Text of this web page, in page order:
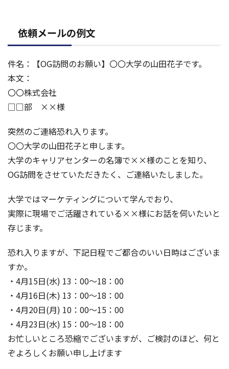
依頼メールの例文
件名：【OG訪問のお願い】〇〇大学の山田花子です。
本文：
〇〇株式会社
□□部 ××様
突然のご連絡恐れ入ります。
〇〇大学の山田花子と申します。
大学のキャリアセンターの名簿で××様のことを知り、
OG訪問をさせていただきたく、ご連絡いたしました。
大学ではマーケティングについて学んでおり、
実際に現場でご活躍されている××様にお話を伺いたいと
存じます。
恐れ入りますが、下記日程でご都合のいい日時はございま
すか。
・4月15日(水) 13：00～18：00
・4月16日(木) 13：00～18：00
・4月20日(月) 10：00～15：00
・4月23日(水) 15：00～18：00
お忙しいところ恐縮でございますが、ご検討のほど、何と
ぞよろしくお願い申し上げます